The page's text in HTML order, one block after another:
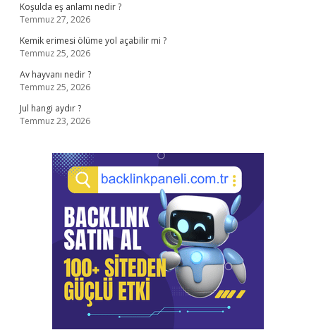
Koşulda eş anlamı nedir ?
Temmuz 27, 2026
Kemik erimesi ölüme yol açabilir mi ?
Temmuz 25, 2026
Av hayvanı nedir ?
Temmuz 25, 2026
Jul hangi aydır ?
Temmuz 23, 2026